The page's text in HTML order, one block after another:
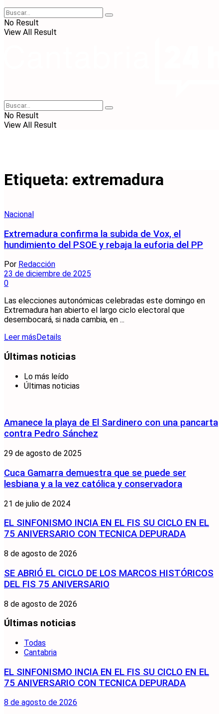
No Result
View All Result
No Result
View All Result
Etiqueta: extremadura
Nacional
Extremadura confirma la subida de Vox, el
hundimiento del PSOE y rebaja la euforia del PP
Por Redacción
23 de diciembre de 2025
0
Las elecciones autonómicas celebradas este domingo en
Extremadura han abierto el largo ciclo electoral que
desembocará, si nada cambia, en ...
Leer más Details
Últimas noticias
Lo más leído
Últimas noticias
Amanece la playa de El Sardinero con una pancarta
contra Pedro Sánchez
29 de agosto de 2025
Cuca Gamarra demuestra que se puede ser
lesbiana y a la vez católica y conservadora
21 de julio de 2024
EL SINFONISMO INCIA EN EL FIS SU CICLO EN EL
75 ANIVERSARIO CON TECNICA DEPURADA
8 de agosto de 2026
SE ABRIÓ EL CICLO DE LOS MARCOS HISTÓRICOS
DEL FIS 75 ANIVERSARIO
8 de agosto de 2026
Últimas noticias
Todas
Cantabria
EL SINFONISMO INCIA EN EL FIS SU CICLO EN EL
75 ANIVERSARIO CON TECNICA DEPURADA
8 de agosto de 2026